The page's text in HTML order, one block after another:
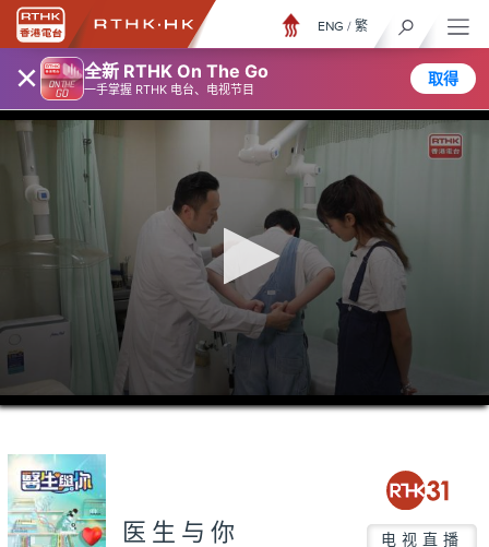
× 全新 RTHK On The Go
一手掌握 RTHK 电台、电视节目
取得
ENG / 繁
0
seconds
minutes,
seconds
医生与你 电视直播